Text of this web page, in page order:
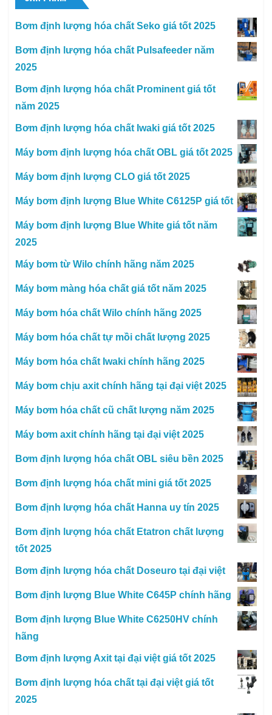
Bơm định lượng hóa chất Seko giá tốt 2025
Bơm định lượng hóa chất Pulsafeeder năm
2025
Bơm định lượng hóa chất Prominent giá tốt
năm 2025
Bơm định lượng hóa chất Iwaki giá tốt 2025
Máy bơm định lượng hóa chất OBL giá tốt 2025
Máy bơm định lượng CLO giá tốt 2025
Máy bơm định lượng Blue White C6125P giá tốt
Máy bơm định lượng Blue White giá tốt năm
2025
Máy bơm từ Wilo chính hãng năm 2025
Máy bơm màng hóa chất giá tốt năm 2025
Máy bơm hóa chất Wilo chính hãng 2025
Máy bơm hóa chất tự mồi chất lượng 2025
Máy bơm hóa chất Iwaki chính hãng 2025
Máy bơm chịu axit chính hãng tại đại việt 2025
Máy bơm hóa chất cũ chất lượng năm 2025
Máy bơm axit chính hãng tại đại việt 2025
Bơm định lượng hóa chất OBL siêu bền 2025
Bơm định lượng hóa chất mini giá tốt 2025
Bơm định lượng hóa chất Hanna uy tín 2025
Bơm định lượng hóa chất Etatron chất lượng
tốt 2025
Bơm định lượng hóa chất Doseuro tại đại việt
Bơm định lượng Blue White C645P chính hãng
Bơm định lượng Blue White C6250HV chính
hãng
Bơm định lượng Axit tại đại việt giá tốt 2025
Bơm định lượng hóa chất tại đại việt giá tốt
2025